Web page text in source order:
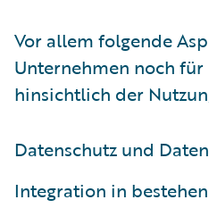
Vor allem folgende
Unternehmen noch für
hinsichtlich der
Datenschutz und
Integration in